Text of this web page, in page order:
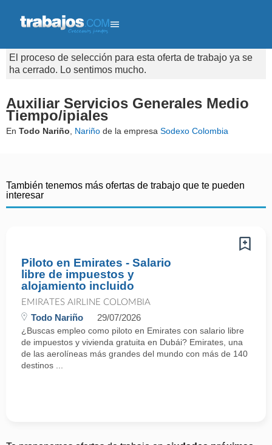
El proceso de selección para esta oferta de trabajo ya se
ha cerrado. Lo sentimos mucho.
Auxiliar Servicios Generales Medio
Tiempo/ipiales
En Todo Nariño Nariño de la empresa Sodexo Colombia
También tenemos más ofertas de trabajo que te pueden
interesar
Piloto en Emirates - Salario
libre de impuestos y
alojamiento incluido
EMIRATES AIRLINE COLOMBIA
Todo Nariño 29/07/2026
¿Buscas empleo como piloto en Emirates con salario libre
de impuestos y vivienda gratuita en Dubái? Emirates, una
de las aerolíneas más grandes del mundo con más de 140
destinos ...